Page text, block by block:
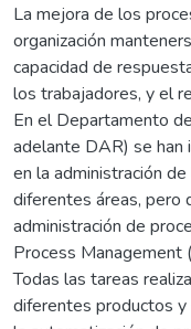
La mejora de los
organización
capacidad de
los trabajadores, y el
En el Departamento
adelante DAR) se han
en la administración
diferentes áreas, pero
administración de
Process Management
Todas las tareas
diferentes productos